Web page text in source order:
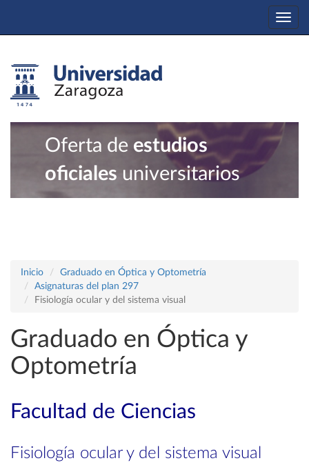
Oferta de estudios
oficiales universitarios
Inicio
Graduado en Óptica y Optometría
Asignaturas del plan 297
Fisiología ocular y del sistema visual
Graduado en Óptica y
Optometría
Facultad de Ciencias
Fisiología ocular y del sistema visual